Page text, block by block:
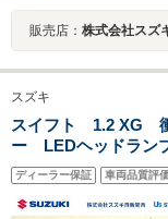
販売店： 株式会社スズ
スズキ
スイフト 1.2 XG
ー LEDヘッドラ
ロアマット 車線逸
ートキー セキュリ
エアバック
ディーラー保証 車両品質評